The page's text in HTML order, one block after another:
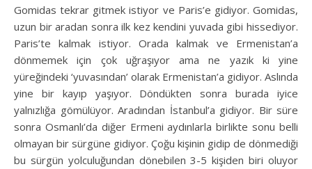
Gomidas tekrar gitmek istiyor ve Paris’e gidiyor. Gomidas,
uzun bir aradan sonra ilk kez kendini yuvada gibi hissediyor.
Paris’te kalmak istiyor. Orada kalmak ve Ermenistan’a
dönmemek için çok uğraşıyor ama ne yazık ki yine
yüreğindeki ‘yuvasından’ olarak Ermenistan’a gidiyor. Aslında
yine bir kayıp yaşıyor. Döndükten sonra burada iyice
yalnızlığa gömülüyor. Aradından İstanbul’a gidiyor. Bir süre
sonra Osmanlı’da diğer Ermeni aydınlarla birlikte sonu belli
olmayan bir sürgüne gidiyor. Çoğu kişinin gidip de dönmediği
bu sürgün yolculuğundan dönebilen 3-5 kişiden biri oluyor